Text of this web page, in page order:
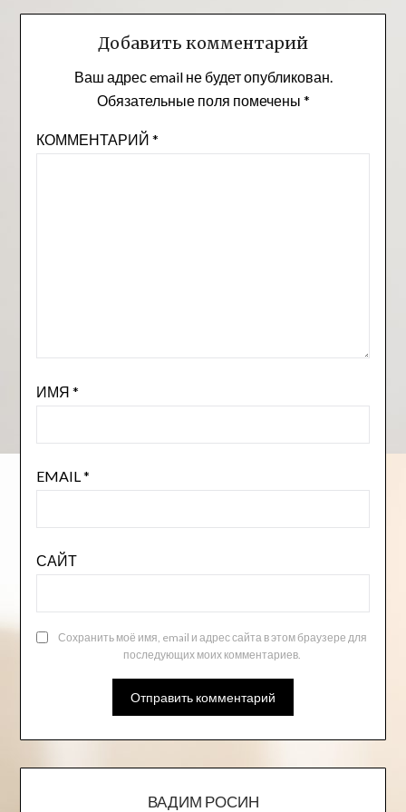
Добавить комментарий
Ваш адрес email не будет опубликован.
Обязательные поля помечены *
КОММЕНТАРИЙ *
ИМЯ *
EMAIL *
САЙТ
Сохранить моё имя, email и адрес сайта в этом браузере для
последующих моих комментариев.
ВАДИМ РОСИН